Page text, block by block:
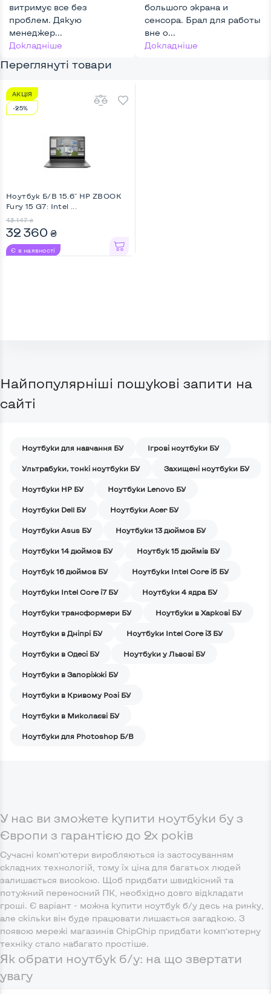
витримує все без
проблем. Дякую
менеджер...
Докладніше
АКБ
большого экрана и
сенсора. Брал для работы
вне о...
Докладніше
Переглянуті товари
АКЦІЯ
-25%
Ноутбук Б/В 15.6" HP ZBOOK
Fury 15 G7: Intel ...
43 147 ₴
32 360 ₴
Є в наявності
Найпопулярніші пошукові запити на
сайті
Ноутбуки для навчання БУ Iгрові ноутбуки БУ
Ультрабуки, тонкі ноутбуки БУ Захищені ноутбуки БУ
Ноутбуки HP БУ Ноутбуки Lenovo БУ
Ноутбуки Dell БУ Ноутбуки Acer БУ
Ноутбуки Asus БУ Ноутбуки 13 дюймов БУ
Ноутбуки 14 дюймов БУ Ноутбук 15 дюймів БУ
Ноутбук 16 дюймов БУ Ноутбуки Intel Core i5 БУ
Ноутбуки Intel Core i7 БУ Ноутбуки 4 ядра БУ
Ноутбуки трансформери БУ Ноутбуки в Харкові БУ
Ноутбуки в Дніпрі БУ Ноутбуки Intel Core i3 БУ
Ноутбуки в Одесі БУ Ноутбуки у Львові БУ
Ноутбуки в Запоріжжі БУ
Ноутбуки в Кривому Розі БУ
Ноутбуки в Миколаєві БУ
Ноутбуки для Photoshop Б/В
У нас ви зможете купити ноутбуки бу з
Європи з гарантією до 2х років
Сучасні комп’ютери виробляються із застосуванням
складних технологій, тому їх ціна для багатьох людей
залишається високою. Щоб придбати швидкісний та
потужний переносний ПК, необхідно довго відкладати
гроші. Є варіант - можна купити ноутбук б/у десь на ринку,
але скільки він буде працювати лишається загадкою. З
появою мережі магазинів ChipChip придбати комп’ютерну
техніку стало набагато простіше.
Як обрати ноутбук б/у: на що звертати
увагу